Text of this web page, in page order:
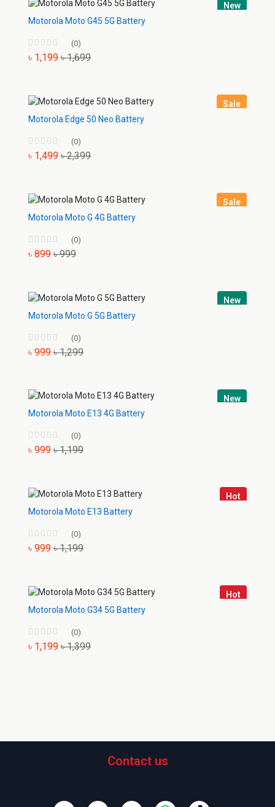
New
Motorola Moto G45 5G Battery
(0)
৳ 1,199 ৳ 1,699
Sale
Motorola Edge 50 Neo Battery
(0)
৳ 1,499 ৳ 2,399
Sale
Motorola Moto G 4G Battery
(0)
৳ 899 ৳ 999
New
Motorola Moto G 5G Battery
(0)
৳ 999 ৳ 1,299
New
Motorola Moto E13 4G Battery
(0)
৳ 999 ৳ 1,199
Hot
Motorola Moto E13 Battery
(0)
৳ 999 ৳ 1,199
Hot
Motorola Moto G34 5G Battery
(0)
৳ 1,199 ৳ 1,399
Contact us